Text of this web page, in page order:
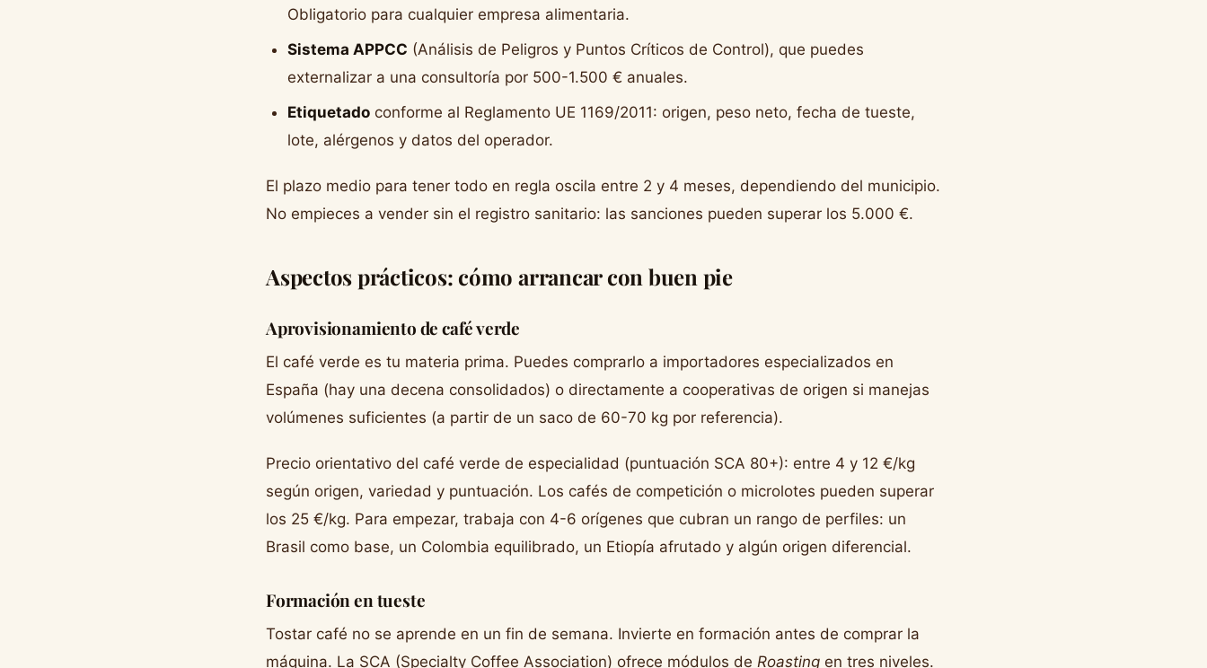
Obligatorio para cualquier empresa alimentaria.
Sistema APPCC (Análisis de Peligros y Puntos Críticos de Control), que puedes
externalizar a una consultoría por 500-1.500 € anuales.
Etiquetado conforme al Reglamento UE 1169/2011: origen, peso neto, fecha de tueste,
lote, alérgenos y datos del operador.
El plazo medio para tener todo en regla oscila entre 2 y 4 meses, dependiendo del municipio.
No empieces a vender sin el registro sanitario: las sanciones pueden superar los 5.000 €.
Aspectos prácticos: cómo arrancar con buen pie
Aprovisionamiento de café verde
El café verde es tu materia prima. Puedes comprarlo a importadores especializados en
España (hay una decena consolidados) o directamente a cooperativas de origen si manejas
volúmenes suficientes (a partir de un saco de 60-70 kg por referencia).
Precio orientativo del café verde de especialidad (puntuación SCA 80+): entre 4 y 12 €/kg
según origen, variedad y puntuación. Los cafés de competición o microlotes pueden superar
los 25 €/kg. Para empezar, trabaja con 4-6 orígenes que cubran un rango de perfiles: un
Brasil como base, un Colombia equilibrado, un Etiopía afrutado y algún origen diferencial.
Formación en tueste
Tostar café no se aprende en un fin de semana. Invierte en formación antes de comprar la
máquina. La SCA (Specialty Coffee Association) ofrece módulos de Roasting en tres niveles.